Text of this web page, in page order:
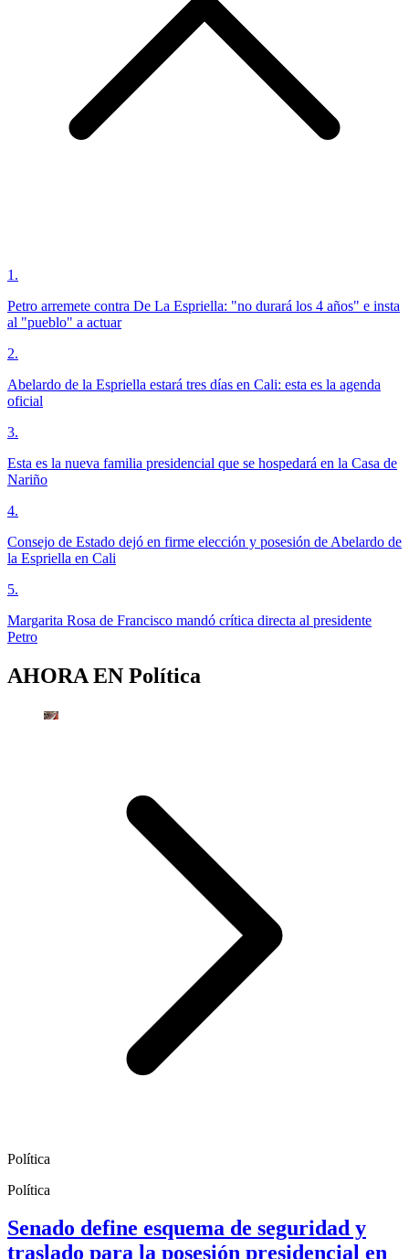
1 .
Petro arremete contra De La Espriella: "no durará los 4 años" e insta
al "pueblo" a actuar
2.
Abelardo de la Espriella estará tres días en Cali: esta es la agenda
oficial
3.
Esta es la nueva familia presidencial que se hospedará en la Casa de
Nariño
4.
Consejo de Estado dejó en firme elección y posesión de Abelardo de
la Espriella en Cali
5.
Margarita Rosa de Francisco mandó crítica directa al presidente
Petro
AHORA EN Política
Política
Política
Senado define esquema de seguridad y
traslado para la posesión presidencial en